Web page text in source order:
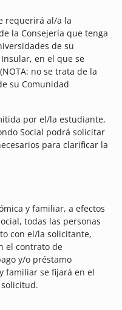
requerirá al/a la
la Consejería que tenga
de su
en el que se
no se trata de la
su Comunidad
por el/la estudiante,
Social podrá solicitar
para clarificar la
y familiar, a efectos
todas las personas
con el/la solicitante,
el contrato de
y/o préstamo
familiar se fijará en el